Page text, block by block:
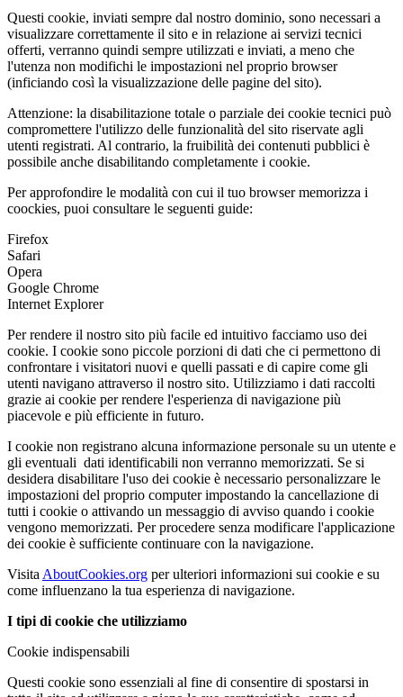
Questi cookie, inviati sempre dal nostro dominio, sono necessari a
visualizzare correttamente il sito e in relazione ai servizi tecnici
offerti, verranno quindi sempre utilizzati e inviati, a meno che
l'utenza non modifichi le impostazioni nel proprio browser
(inficiando così la visualizzazione delle pagine del sito).
Attenzione: la disabilitazione totale o parziale dei cookie tecnici può
compromettere l'utilizzo delle funzionalità del sito riservate agli
utenti registrati. Al contrario, la fruibilità dei contenuti pubblici è
possibile anche disabilitando completamente i cookie.
Per approfondire le modalità con cui il tuo browser memorizza i
coockies, puoi consultare le seguenti guide:
Firefox
Safari
Opera
Google Chrome
Internet Explorer
Per rendere il nostro sito più facile ed intuitivo facciamo uso dei
cookie. I cookie sono piccole porzioni di dati che ci permettono di
confrontare i visitatori nuovi e quelli passati e di capire come gli
utenti navigano attraverso il nostro sito. Utilizziamo i dati raccolti
grazie ai cookie per rendere l'esperienza di navigazione più
piacevole e più efficiente in futuro.
I cookie non registrano alcuna informazione personale su un utente e
gli eventuali dati identificabili non verranno memorizzati. Se si
desidera disabilitare l'uso dei cookie è necessario personalizzare le
impostazioni del proprio computer impostando la cancellazione di
tutti i cookie o attivando un messaggio di avviso quando i cookie
vengono memorizzati. Per procedere senza modificare l'applicazione
dei cookie è sufficiente continuare con la navigazione.
Visita AboutCookies.org per ulteriori informazioni sui cookie e su
come influenzano la tua esperienza di navigazione.
I tipi di cookie che utilizziamo
Cookie indispensabili
Questi cookie sono essenziali al fine di consentire di spostarsi in